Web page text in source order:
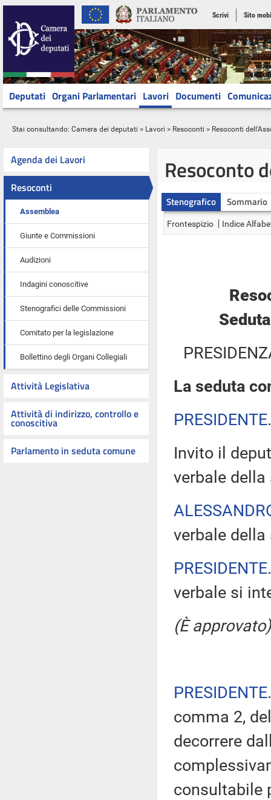
Scrivi Sito
Deputati Organi Parlamentari Lavori Documenti
Stai consultando: Camera dei deputati > Lavori > Resoconti > Resoconti
Agenda dei Lavori
Resoconti
Assemblea
Giunte e Commissioni
Audizioni
Indagini conoscitive
Stenografici delle Commissioni
Comitato per la legislazione
Bollettino degli Organi Collegiali
Attività Legislativa
Attività di indirizzo, controllo e
conoscitiva
Parlamento in seduta comune
Resoconto
Stenografico Sommario
Frontespizio Indice
La seduta
PRESIDENTE
Invito il
verbale della
verbale
PRESIDENTE
verbale si
(È approvato)
PRESIDENTE
comma 2,
decorrere
consultabile